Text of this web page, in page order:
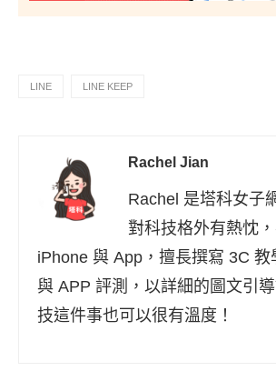
LINE LINE KEEP
Rachel Jian
Rachel 是塔科女子
對科技格外有熱忱
iPhone 與 App，擅長撰寫 3C 教
與 APP 評測，以詳細的圖文引
技這件事也可以很有溫度！